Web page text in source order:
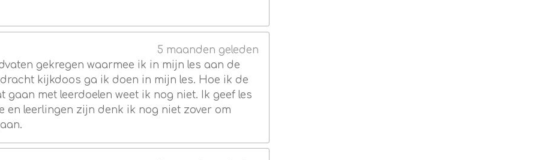
5 maanden geleden
gekregen waarmee ik in mijn les aan de
kijkdoos ga ik doen in mijn les. Hoe ik de
gaan met leerdoelen weet ik nog niet. Ik geef les
en leerlingen zijn denk ik nog niet zover om